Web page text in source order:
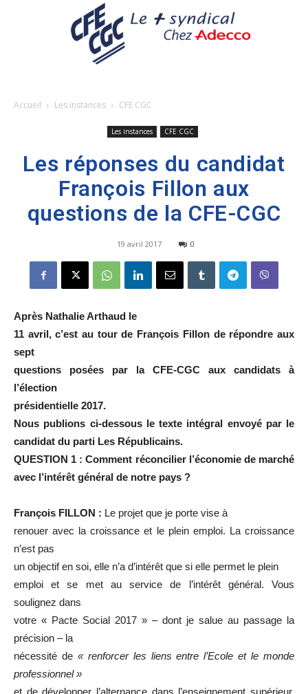
Accueil Les instances CFE CGC
Les instances CFE CGC
Les réponses du candidat
François Fillon aux
questions de la CFE-CGC
19 avril 2017 0
Après Nathalie Arthaud le
11 avril, c’est au tour de François Fillon de répondre aux
sept
questions posées par la CFE-CGC aux candidats à
l’élection
présidentielle 2017.
Nous publions ci-dessous le texte intégral envoyé par le
candidat du parti Les Républicains.
QUESTION 1 : Comment réconcilier l’économie de marché
avec l’intérêt général de notre pays ?
François FILLON : Le projet que je porte vise à
renouer avec la croissance et le plein emploi. La croissance
n’est pas
un objectif en soi, elle n’a d’intérêt que si elle permet le plein
emploi et se met au service de l’intérêt général. Vous
soulignez dans
votre « Pacte Social 2017 » – dont je salue au passage la
précision – la
nécessité de « renforcer les liens entre l’Ecole et le monde
professionnel »
et de développer l’alternance dans l’enseignement supérieur.